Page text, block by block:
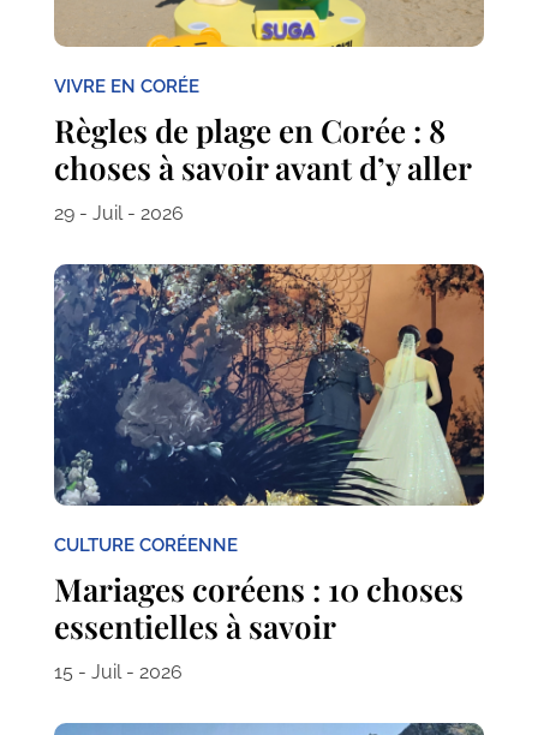
VIVRE EN CORÉE
Règles de plage en Corée : 8
choses à savoir avant d’y aller
29 - Juil - 2026
CULTURE CORÉENNE
Mariages coréens : 10 choses
essentielles à savoir
15 - Juil - 2026